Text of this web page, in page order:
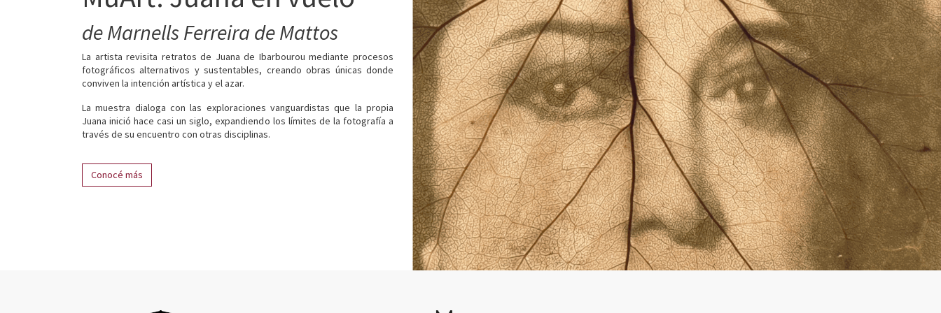
de Marnells Ferreira de Mattos
La artista revisita retratos de Juana de Ibarbourou mediante procesos
fotográficos alternativos y sustentables, creando obras únicas donde
conviven la intención artística y el azar.
La muestra dialoga con las exploraciones vanguardistas que la propia
Juana inició hace casi un siglo, expandiendo los límites de la fotografía a
través de su encuentro con otras disciplinas.
Conocé más